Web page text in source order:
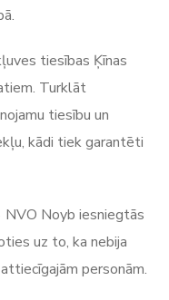
tiesības Ķīnas
Turklāt
tiesību un
kādi tiek garantēti
NVO Noyb iesniegtās
uz to, ka nebija
personām.